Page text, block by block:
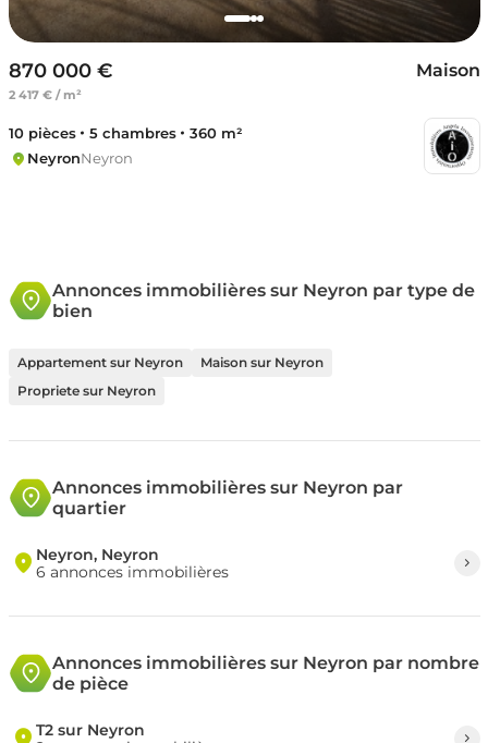
870 000 €
2 417 € / m²
Maison
10 pièces 5 chambres
360 m²
NeyronNeyron
Annonces immobilières sur Neyron par type de
bien
Appartement sur Neyron
Maison sur Neyron
Propriete sur Neyron
Annonces immobilières sur Neyron par
quartier
Neyron, Neyron
6 annonces immobilières
Annonces immobilières sur Neyron par nombre
de pièce
T2 sur Neyron